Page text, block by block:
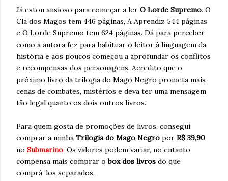
Já estou ansioso para começar a ler O Lorde Supremo. O
Clã dos Magos tem 446 páginas, A Aprendiz 544 páginas
e O Lorde Supremo tem 624 páginas. Dá para perceber
como a autora fez para habituar o leitor à linguagem da
história e aos poucos começou a aprofundar os conflitos
e recompensas dos personagens. Acredito que o
próximo livro da trilogia do Mago Negro prometa mais
cenas de combates, mistérios e deva ter uma mensagem
tão legal quanto os dois outros livros.
Para quem gosta de promoções de livros, consegui
comprar a minha Trilogia do Mago Negro por R$ 39,90
no Submarino. Os valores podem variar, no entanto
compensa mais comprar obox dos livros do que
comprá-los separados.